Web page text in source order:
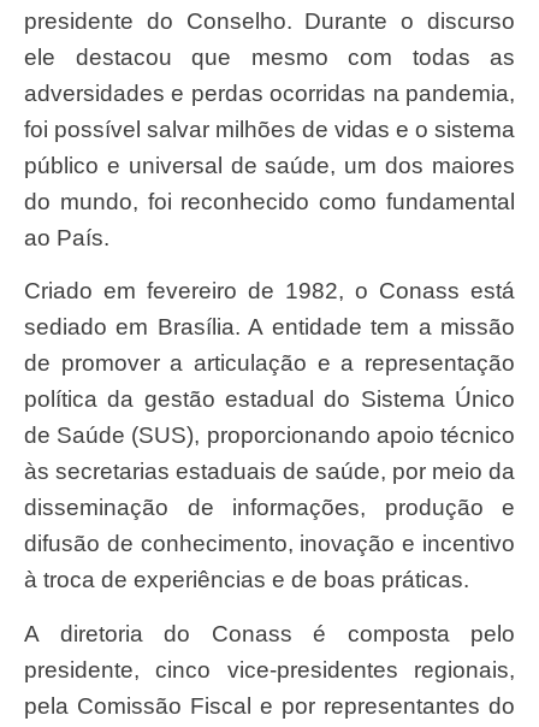
presidente do Conselho. Durante o discurso
ele destacou que mesmo com todas as
adversidades e perdas ocorridas na pandemia,
foi possível salvar milhões de vidas e o sistema
público e universal de saúde, um dos maiores
do mundo, foi reconhecido como fundamental
ao País.
Criado em fevereiro de 1982, o Conass está
sediado em Brasília. A entidade tem a missão
de promover a articulação e a representação
política da gestão estadual do Sistema Único
de Saúde (SUS), proporcionando apoio técnico
às secretarias estaduais de saúde, por meio da
disseminação de informações, produção e
difusão de conhecimento, inovação e incentivo
à troca de experiências e de boas práticas.
A diretoria do Conass é composta pelo
presidente, cinco vice-presidentes regionais,
pela Comissão Fiscal e por representantes do